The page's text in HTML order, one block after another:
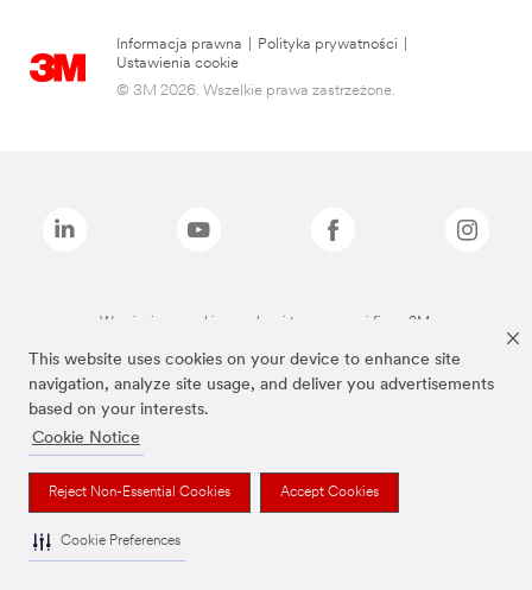
This website uses cookies on your device to enhance site
navigation, analyze site usage, and deliver you advertisements
based on your interests.
Cookie Notice
Reject Non-Essential Cookies Accept Cookies
Cookie Preferences
Informacja prawna Polityka prywatności
Ustawienia cookie
© 3M 2026. Wszelkie prawa zastrzeżone.
Wymienione marki są znakami towarowymi firmy 3M.